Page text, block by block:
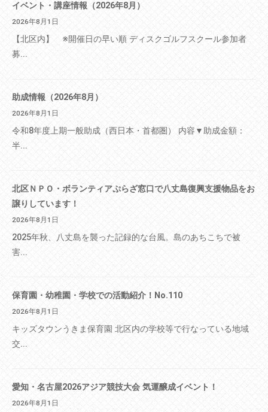
イベント・講座情報（2026年8月）
2026年8月1日
【北区内】 ※開催日の早い順 ディスクゴルフスクール参加者
募...
助成情報（2026年8月）
2026年8月1日
令和8年度上期一般助成（西日本・首都圏） 内容▼助成金額：
半...
北区ＮＰＯ・ボランティアぷらざ窓口で八丈島復興支援物品をお
譲りしています！
2026年8月1日
2025年秋、八丈島を襲った記録的な台風。島のあちこちで被
害...
保育園・幼稚園・学校での活動紹介！No.110
2026年8月1日
キッズタウンうきま保育園 北区内の学校等で行なっている地域
交...
愛知・名古屋2026アジア競技大会 気運醸成イベント！
2026年8月1日